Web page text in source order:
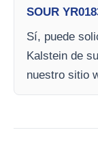
SOUR
Sí, puede
Kalstein de
nuestro sitio